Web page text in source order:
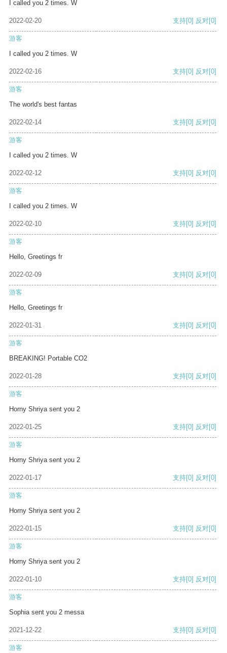
I called you 2 times. W
2022-02-20 支持[0] 反对[0]
游客
I called you 2 times. W
2022-02-16 支持[0] 反对[0]
游客
The world's best fantas
2022-02-14 支持[0] 反对[0]
游客
I called you 2 times. W
2022-02-12 支持[0] 反对[0]
游客
I called you 2 times. W
2022-02-10 支持[0] 反对[0]
游客
Hello, Greetings fr
2022-02-09 支持[0] 反对[0]
游客
Hello, Greetings fr
2022-01-31 支持[0] 反对[0]
游客
BREAKING! Portable CO2
2022-01-28 支持[0] 反对[0]
游客
Horny Shriya sent you 2
2022-01-25 支持[0] 反对[0]
游客
Horny Shriya sent you 2
2022-01-17 支持[0] 反对[0]
游客
Horny Shriya sent you 2
2022-01-15 支持[0] 反对[0]
游客
Horny Shriya sent you 2
2022-01-10 支持[0] 反对[0]
游客
Sophia sent you 2 messa
2021-12-22 支持[0] 反对[0]
游客